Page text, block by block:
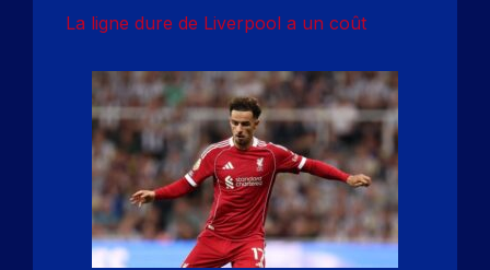
La ligne dure de Liverpool a un coût